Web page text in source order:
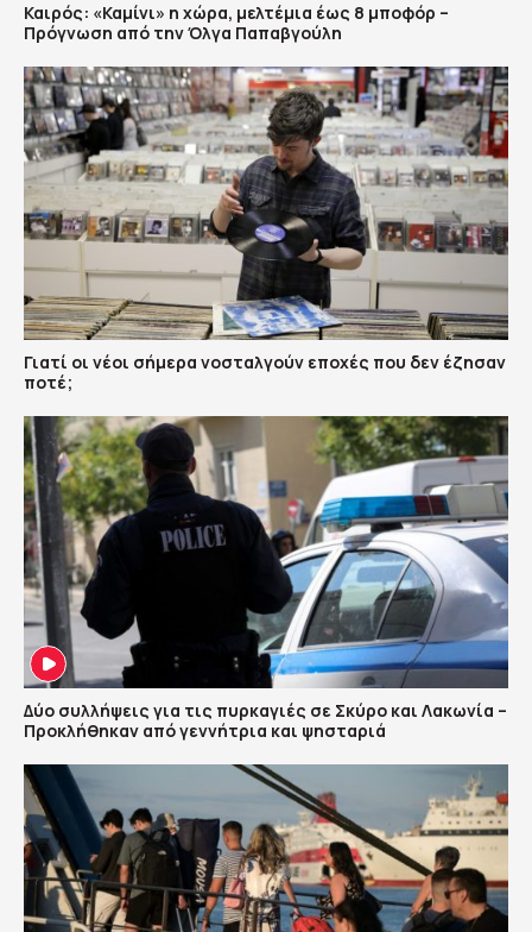
Καιρός: «Καμίνι» η χώρα, μελτέμια έως 8 μποφόρ –
Πρόγνωση από την Όλγα Παπαβγούλη
Γιατί οι νέοι σήμερα νοσταλγούν εποχές που δεν έζησαν
ποτέ;
Δύο συλλήψεις για τις πυρκαγιές σε Σκύρο και Λακωνία –
Προκλήθηκαν από γεννήτρια και ψησταριά